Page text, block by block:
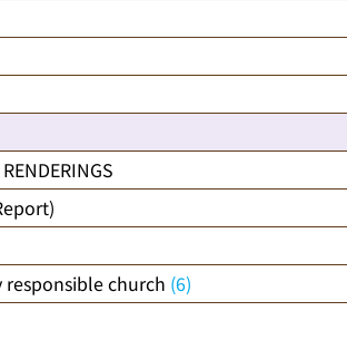
church (6)